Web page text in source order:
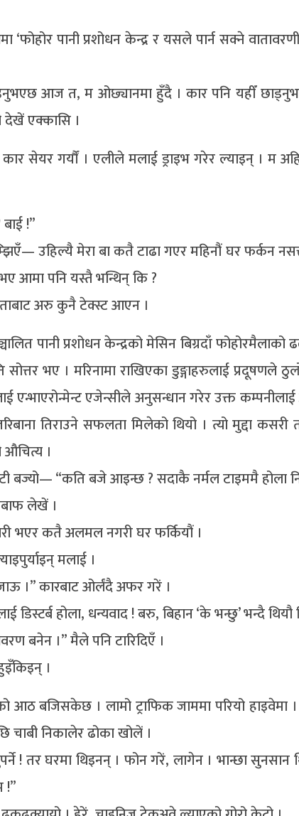
‘फोहोर पानी प्रशोधन केन्द्र र यसले पार्न सक्ने
आज त, म ओछ्यानमा हुँदै । कार पनि यहीँ
देखें एक्कासि ।
सेयर गर्यौं । एलीले मलाई ड्राइभ गरेर ल्याइन् । म
!”
उहिल्यै मेरा बा कतै टाढा गएर महिनौं घर फर्कन
आमा पनि यस्तै भन्थिन् कि ?
अरु कुनै टेक्स्ट आएन ।
पानी प्रशोधन केन्द्रको मेसिन बिग्रदाँ फोहोरमैलाको
सोत्तर भए । मरिनामा राखिएका डुङ्गाहरुलाई प्रदूषणले
एन्भाएरोन्मेन्ट एजेन्सीले अनुसन्धान गरेर उक्त
तिराउने सफलता मिलेको थियो । त्यो मुद्दा
।
बज्यो— “कति बजे आइन्छ ? सदाकै नर्मल टाइममै होला
लेखें ।
भएर कतै अलमल नगरी घर फर्कियौं ।
मलाई ।
।” कारबाट ओर्लंदै अफर गरें ।
डिस्टर्ब होला, धन्यवाद ! बरु, बिहान ‘के भन्छु’ भन्दै
बनेन ।” मैले पनि टारिदिएँ ।
।
बजिसकेछ । लामो ट्राफिक जाममा परियो हाइवेमा
चाबी निकालेर ढोका खोलें ।
! तर घरमा थिइनन् । फोन गरें, लागेन । भान्छा सुनसान